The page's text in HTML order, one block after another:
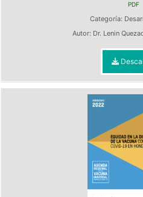
PDF
Categoría:
Autor: Dr. Lenin